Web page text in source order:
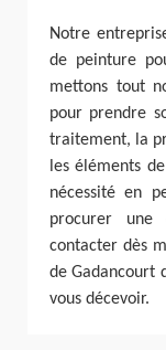
Notre
de peinture
mettons tout
pour prendre
traitement, la
les éléments
nécessité en
procurer une
contacter dès
de Gadancourt
vous décevoir.